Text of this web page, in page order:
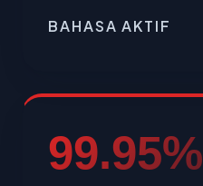
BAHASA AKTIF
99.95%